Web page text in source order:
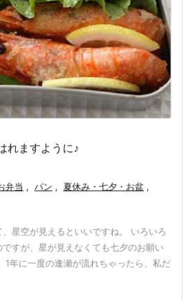
れますように♪
弁当 , パン , 夏休み・七夕・お盆 ,
星空が見えるといいですね。 いろいろ
すが、星が見えなくても七夕のお願い
1年に一度の逢瀬が流れちゃったら、私だ